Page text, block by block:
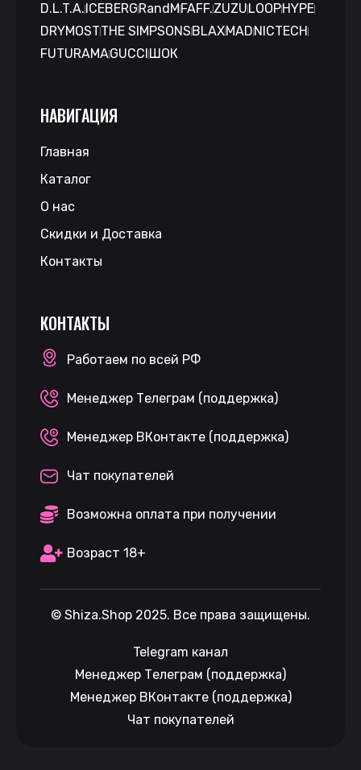
D.L.T.A. ICEBERG RandM FAFF.ZUZU LOOPHYPE
DRYMOSTTHE SIMPSONS BLAXMAD NICTECH
FUTURAMAGUCCI ШОК
НАВИГАЦИЯ
Главная
Каталог
О нас
Скидки и Доставка
Контакты
КОНТАКТЫ
Работаем по всей РФ
Менеджер Телеграм (поддержка)
Менеджер ВКонтакте (поддержка)
Чат покупателей
Возможна оплата при получении
Возраст 18+
© Shiza.Shop 2025. Все права защищены.
Telegram канал
Менеджер Телеграм (поддержка)
Менеджер ВКонтакте (поддержка)
Чат покупателей